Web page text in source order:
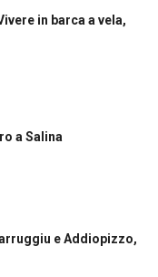
in barca a vela,
a Salina
e Addiopizzo,